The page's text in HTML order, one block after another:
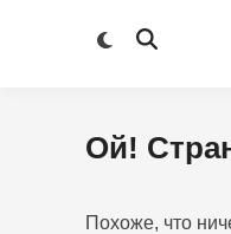
Переключить
Открыть
Ой!
Похоже, что